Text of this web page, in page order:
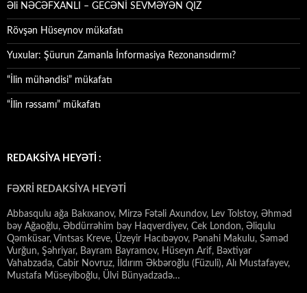
Əli NƏCƏFXANLI – GECƏNİ SEVMƏYƏN QIZ
Rövşən Hüseynov mükafatı
Yuxular: Şüurun Zamanla İnformasiya Rezonansıdırmı?
“İlin mühəndisi” mükafatı
“İlin rəssamı” mükafatı
REDAKSİYA HEYƏTİ :
FƏXRİ REDAKSİYA HEYƏTİ
Abbasqulu ağa Bakıxanov, Mirzə Fətəli Axundov, Lev Tolstoy, Əhməd
bəy Ağaoğlu, Əbdürrəhim bəy Haqverdiyev, Cek London, Əliqulu
Qəmküsar, Vintsas Kreve, Üzeyir Hacıbəyov, Pənahi Makulu, Səməd
Vurğun, Şəhriyar, Bayram Bayramov, Hüseyn Arif, Bəxtiyar
Vahabzadə, Cabir Novruz, İldırım Əkbəroğlu (Füzuli), Alı Mustafayev,
Mustafa Müseyiboğlu, Ülvi Bünyadzadə…